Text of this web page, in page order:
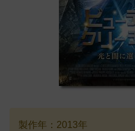
製作年：2013年